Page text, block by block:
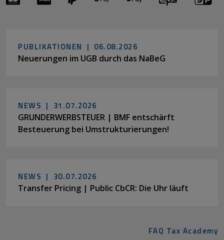
PUBLIKATIONEN | 06.08.2026
Neuerungen im UGB durch das NaBeG
NEWS | 31.07.2026
GRUNDERWERBSTEUER | BMF entschärft
Besteuerung bei Umstrukturierungen!
NEWS | 30.07.2026
Transfer Pricing | Public CbCR: Die Uhr läuft
FAQ Tax Academy